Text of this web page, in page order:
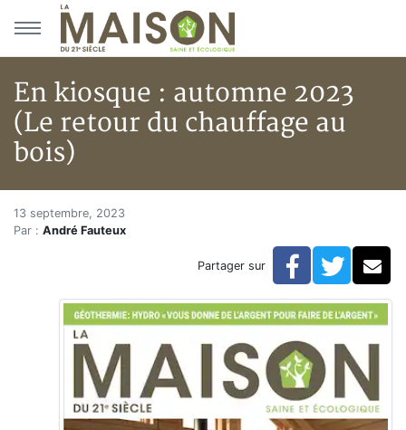
Aller au menu principal
Aller au contenu principal
En kiosque : automne 2023
(Le retour du chauffage au
bois)
Accueil
En kiosque!
En kiosque : automne 2023 (Le retour du chauffage
En kiosque : automne 2023
13 septembre, 2023
Par : André Fauteux
Partager sur Facebook